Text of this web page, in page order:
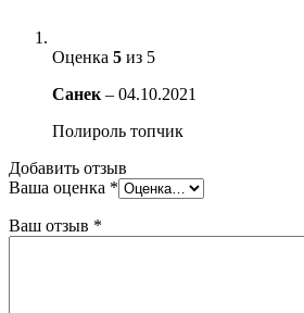
Оценка 5 из 5
Санек – 04.10.2021
Полироль топчик
Добавить отзыв
Ваша оценка *
Ваш отзыв *